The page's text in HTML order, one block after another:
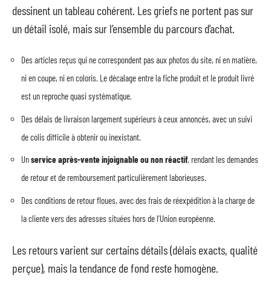
dessinent un tableau cohérent. Les griefs ne portent pas sur
un détail isolé, mais sur l’ensemble du parcours d’achat.
Des articles reçus qui ne correspondent pas aux photos du site, ni en matière,
ni en coupe, ni en coloris. Le décalage entre la fiche produit et le produit livré
est un reproche quasi systématique.
Des délais de livraison largement supérieurs à ceux annoncés, avec un suivi
de colis difficile à obtenir ou inexistant.
Unservice après-vente injoignable ou non réactif, rendant les demandes
de retour et de remboursement particulièrement laborieuses.
Des conditions de retour floues, avec des frais de réexpédition à la charge de
la cliente vers des adresses situées hors de l’Union européenne.
Les retours varient sur certains détails (délais exacts, qualité
perçue), mais la tendance de fond reste homogène.